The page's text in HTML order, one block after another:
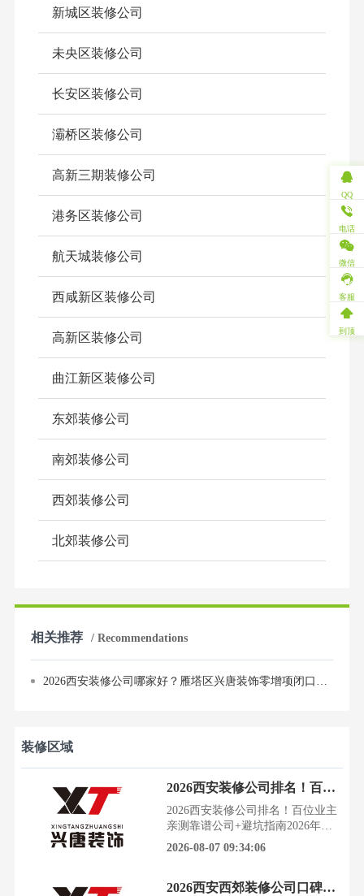
新城区装修公司
未央区装修公司
长安区装修公司
灞桥区装修公司
高新三期装修公司
港务区装修公司
航天城装修公司
西咸新区装修公司
高新区装修公司
曲江新区装修公司
东郊装修公司
南郊装修公司
西郊装修公司
北郊装修公司
相关推荐 / Recommendations
装修区域
2026西安装修公司排名！百位业主亲测靠谱公司+避坑指南
2026西安装修公司排名！百位业主
亲测靠谱公司+避坑指南2026年西
安装修市场水太深，百位业主用真
坑条款、施工工艺实测、售后质保
2026-08-07 09:34:06
2026西安西郊装修公司口碑榜TOP1！自有工人+先装修后付款，真实业主拆解服务全流程
QQ
电话
微信
客服
到顶